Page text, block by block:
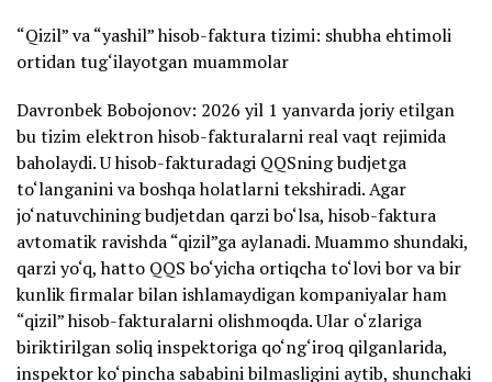
“Qizil” va “yashil” hisob-faktura tizimi: shubha ehtimoli
ortidan tug‘ilayotgan muammolar
Davronbek Bobojonov: 2026 yil 1 yanvarda joriy etilgan
bu tizim elektron hisob-fakturalarni real vaqt rejimida
baholaydi. U hisob-fakturadagi QQSning budjetga
to‘langanini va boshqa holatlarni tekshiradi. Agar
jo‘natuvchining budjetdan qarzi bo‘lsa, hisob-faktura
avtomatik ravishda “qizil”ga aylanadi. Muammo shundaki,
qarzi yo‘q, hatto QQS bo‘yicha ortiqcha to‘lovi bor va bir
kunlik firmalar bilan ishlamaydigan kompaniyalar ham
“qizil” hisob-fakturalarni olishmoqda. Ular o‘zlariga
biriktirilgan soliq inspektoriga qo‘ng‘iroq qilganlarida,
inspektor ko‘pincha sababini bilmasligini aytib, shunchaki